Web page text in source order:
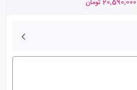
20,590,000 تومان